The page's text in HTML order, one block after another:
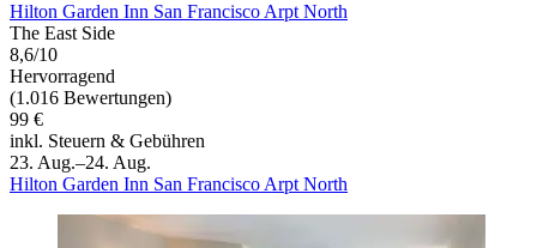
Hilton Garden Inn San Francisco Arpt North
The East Side
8,6/10
Hervorragend
(1.016 Bewertungen)
99 €
inkl. Steuern & Gebühren
23. Aug.–24. Aug.
Hilton Garden Inn San Francisco Arpt North